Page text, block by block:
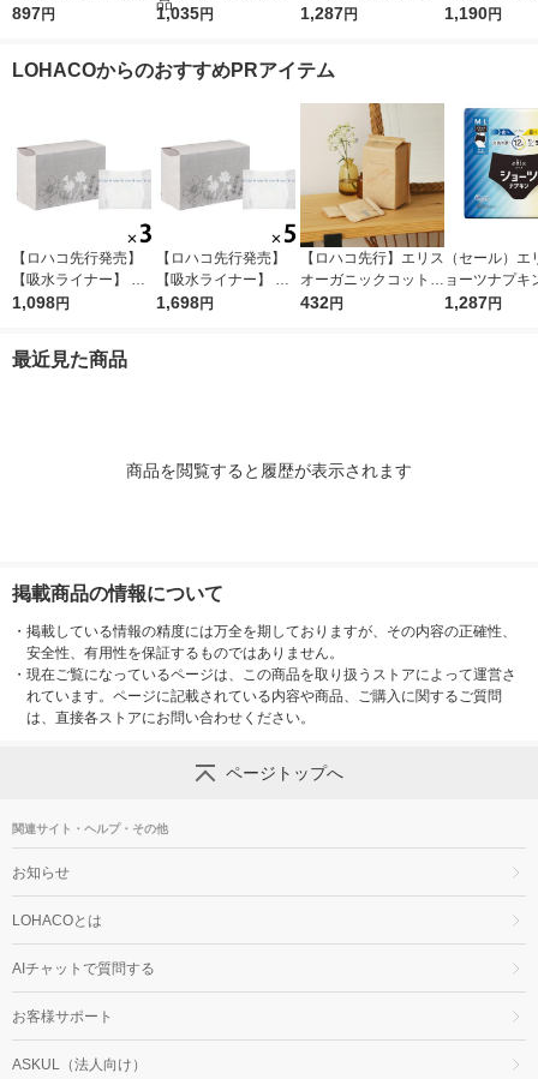
フ しあわせ素肌 超ス
897円
日の夜用 生理用ナプ
エリエール 生理用品
1,035円
スリム シンプルデザ
エール 生理用品
1,287円
エ スリムガ
1,190円
LOHACOからのおすすめPRアイテム
【ロハコ先行発売】
【吸水ライナー】 ポ
イズ 10cc 17.5cm 無
入×3パック) 限定
1,098円
【ロハコ先行発売】
【吸水ライナー】 ポ
イズ 10cc 17.5cm 無
1,698円
【ロハコ先行】エリス
オーガニックコットン
羽つき 21cm 多い昼〜
432円
（セール）エ
ョーツナプキ
昼・夜 長時
1,287円
最近見た商品
商品を閲覧すると履歴が表示されます
掲載商品の情報について
・ 掲載している情報の精度には万全を期しておりますが、その内容の正確性、
安全性、有用性を保証するものではありません。
・ 現在ご覧になっているページは、この商品を取り扱うストアによって運営さ
れています。ページに記載されている内容や商品、ご購入に関するご質問
は、直接各ストアにお問い合わせください。
ページトップへ
関連サイト・ヘルプ・その他
お知らせ
LOHACOとは
AIチャットで質問する
お客様サポート
ASKUL（法人向け）